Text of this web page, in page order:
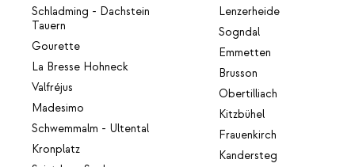
Schladming - Dachstein
Tauern
Gourette
La Bresse Hohneck
Valfréjus
Madesimo
Schwemmalm - Ultental
Kronplatz
Lenzerheide
Sogndal
Emmetten
Brusson
Obertilliach
Kitzbühel
Frauenkirch
Kandersteg